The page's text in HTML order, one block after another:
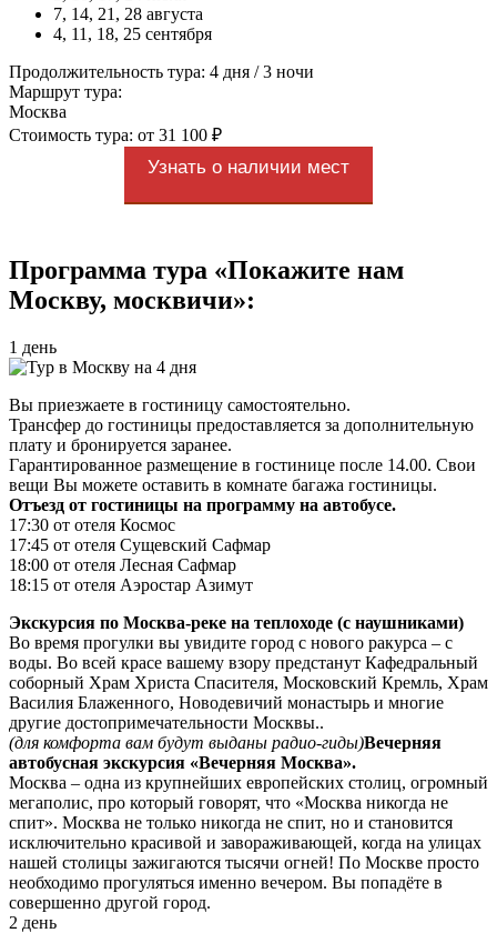
7, 14, 21, 28 августа
4, 11, 18, 25 сентября
Продолжительность тура: 4 дня / 3 ночи
Маршрут тура:
Москва
Стоимость тура: от 31 100 ₽
Узнать о наличии мест
Программа тура «Покажите нам
Москву, москвичи»:
1 день
Вы приезжаете в гостиницу самостоятельно.
Трансфер до гостиницы предоставляется за дополнительную
плату и бронируется заранее.
Гарантированное размещение в гостинице после 14.00. Свои
вещи Вы можете оставить в комнате багажа гостиницы.
Отъезд от гостиницы на программу на автобусе.
17:30 от отеля Космос
17:45 от отеля Сущевский Сафмар
18:00 от отеля Лесная Сафмар
18:15 от отеля Аэростар Азимут
Экскурсия по Москва-реке на теплоходе (с наушниками)
Во время прогулки вы увидите город с нового ракурса – с
воды. Во всей красе вашему взору предстанут Кафедральный
соборный Храм Христа Спасителя, Московский Кремль, Храм
Василия Блаженного, Новодевичий монастырь и многие
другие достопримечательности Москвы..
(для комфорта вам будут выданы радио-гиды)Вечерняя
автобусная экскурсия «Вечерняя Москва».
Москва – одна из крупнейших европейских столиц, огромный
мегаполис, про который говорят, что «Москва никогда не
спит». Москва не только никогда не спит, но и становится
исключительно красивой и завораживающей, когда на улицах
нашей столицы зажигаются тысячи огней! По Москве просто
необходимо прогуляться именно вечером. Вы попадёте в
совершенно другой город.
2 день